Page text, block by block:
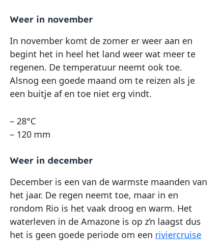
Weer in november
In november komt de zomer er weer aan en
begint het in heel het land weer wat meer te
regenen. De temperatuur neemt ook toe.
Alsnog een goede maand om te reizen als je
een buitje af en toe niet erg vindt.
– 28°C
– 120 mm
Weer in december
December is een van de warmste maanden van
het jaar. De regen neemt toe, maar in en
rondom Rio is het vaak droog en warm. Het
waterleven in de Amazone is op z’n laagst dus
het is geen goede periode om een riviercruise